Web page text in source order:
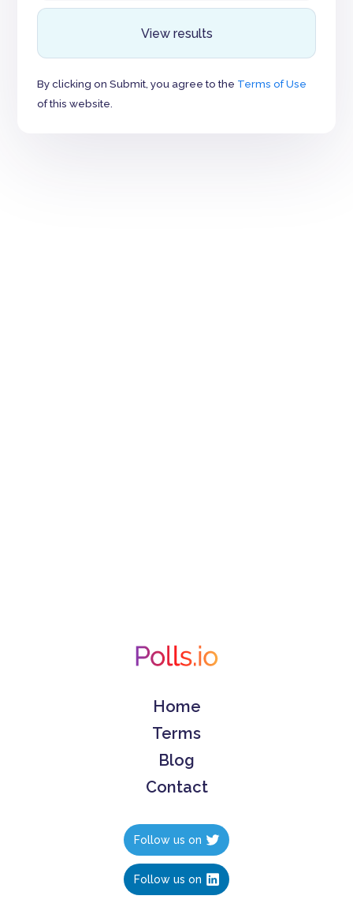
View results
By clicking on Submit, you agree to the Terms of Use
of this website.
Home
Terms
Blog
Contact
Follow us on
Follow us on